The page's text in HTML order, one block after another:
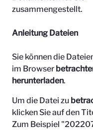
zusammengestellt.
Anleitung Dateien
Sie können die
im Browser
herunterladen.
Um die Datei zu
klicken Sie auf den
Zum Beispiel "